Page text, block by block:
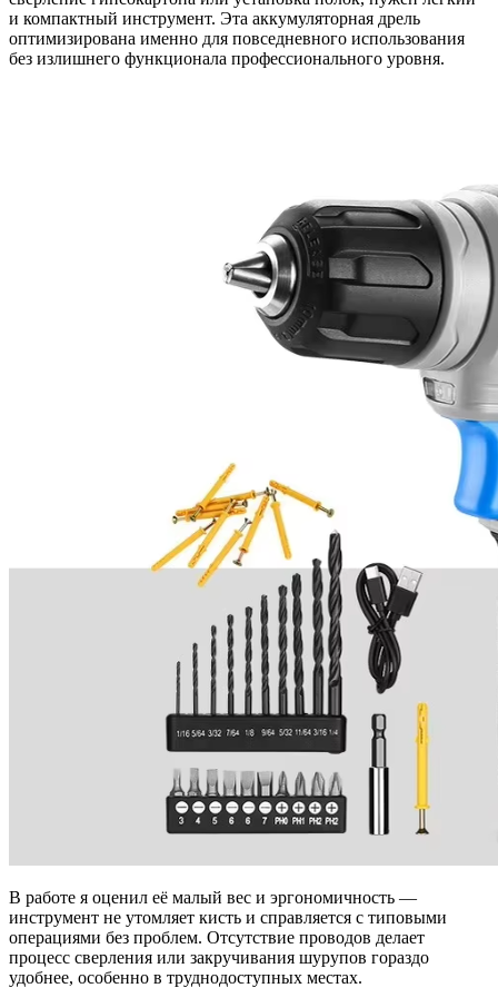
и компактный инструмент. Эта аккумуляторная дрель
оптимизирована именно для повседневного использования
без излишнего функционала профессионального уровня.
В работе я оценил её малый вес и эргономичность —
инструмент не утомляет кисть и справляется с типовыми
операциями без проблем. Отсутствие проводов делает
процесс сверления или закручивания шурупов гораздо
удобнее, особенно в труднодоступных местах.